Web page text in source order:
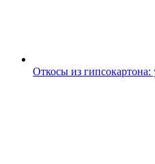
Откосы из